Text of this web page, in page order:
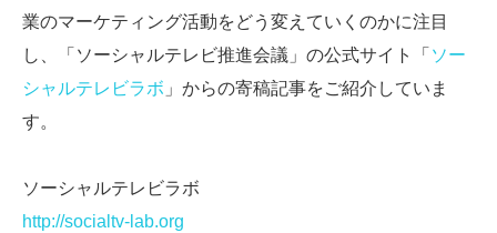
業のマーケティング活動をどう変えていくのかに注目
し、「ソーシャルテレビ推進会議」の公式サイト「 ソー
シャルテレビラボ 」からの寄稿記事をご紹介していま
す。
ソーシャルテレビラボ
http://socialtv-lab.org